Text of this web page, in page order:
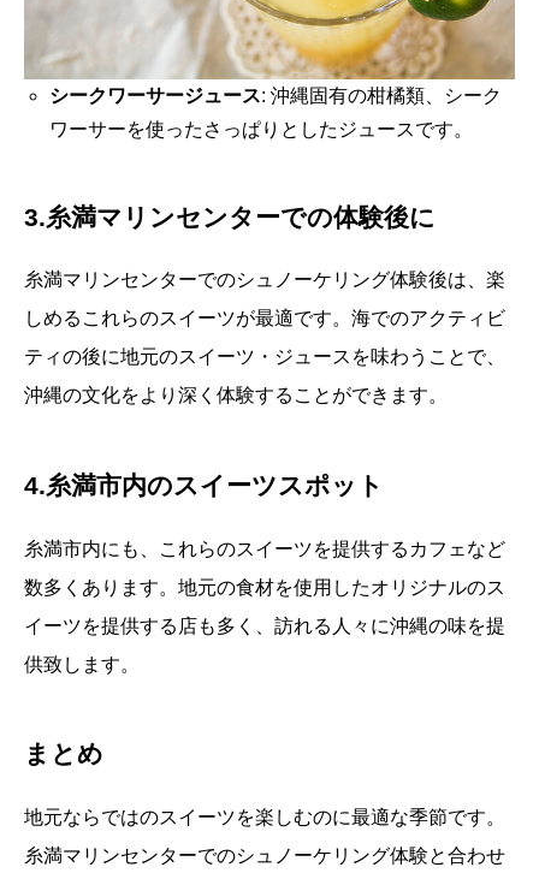
シークワーサージュース: 沖縄固有の柑橘類、シーク
ワーサーを使ったさっぱりとしたジュースです。
3.糸満マリンセンターでの体験後に
糸満マリンセンターでのシュノーケリング体験後は、楽
しめるこれらのスイーツが最適です。海でのアクティビ
ティの後に地元のスイーツ・ジュースを味わうことで、
沖縄の文化をより深く体験することができます。
4.糸満市内のスイーツスポット
糸満市内にも、これらのスイーツを提供するカフェなど
数多くあります。地元の食材を使用したオリジナルのス
イーツを提供する店も多く、訪れる人々に沖縄の味を提
供致します。
まとめ
地元ならではのスイーツを楽しむのに最適な季節です。
糸満マリンセンターでのシュノーケリング体験と合わせ